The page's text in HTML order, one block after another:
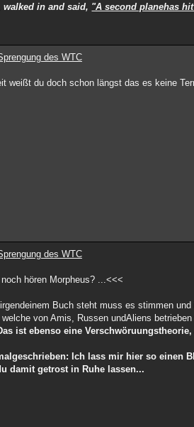
in and said, "A second planehas
des WTC
weißt du doch schon längst das es keine
des WTC
hören Morpheus? ...<<<
Buch steht muss es stimmen
von Amis, Russen undAliens
ist ebenso eine
Ich lass mir hier so einen
damit getrost in Ruhe lassen...